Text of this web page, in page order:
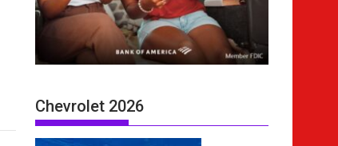
Chevrolet 2026